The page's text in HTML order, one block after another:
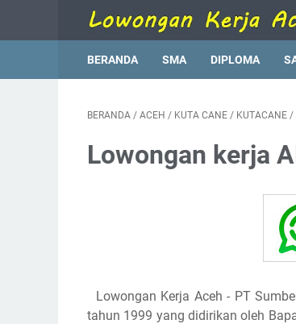
BERANDA SMA DIPLOMA
BERANDA / ACEH / KUTA CANE / KUTACANE /
Lowongan kerja
Lowongan Kerja Aceh - PT
tahun 1999 yang didirikan oleh